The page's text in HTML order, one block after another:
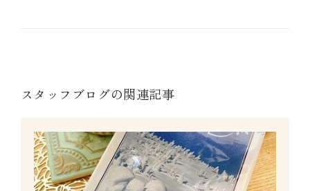
スタッフブログの関連記事